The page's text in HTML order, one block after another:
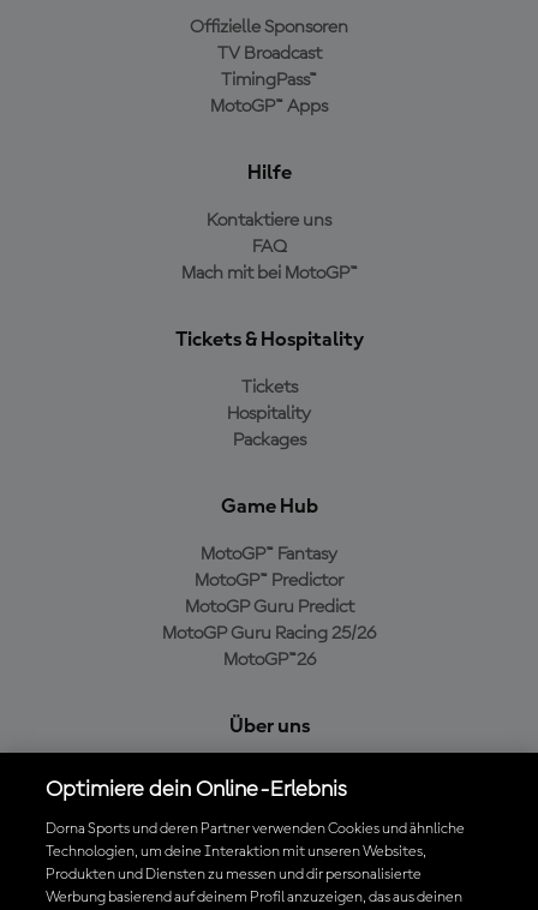
Offizielle Sponsoren
TV Broadcast
TimingPass™
MotoGP™ Apps
Hilfe
Kontaktiere uns
FAQ
Mach mit bei MotoGP™
Tickets & Hospitality
Tickets
Hospitality
Packages
Game Hub
MotoGP™ Fantasy
MotoGP™ Predictor
MotoGP Guru Predict
MotoGP Guru Racing 25/26
MotoGP™26
Über uns
Cookie-Richtlinien
Geschäftsbedingungen
Datenschutzrichtlinien
Kaufrichtlinie
Optimiere dein Online-Erlebnis
Dorna Sports und deren Partner verwenden Cookies und ähnliche
Technologien, um deine Interaktion mit unseren Websites,
Produkten und Diensten zu messen und dir personalisierte
Werbung basierend auf deinem Profil anzuzeigen, das aus deinen